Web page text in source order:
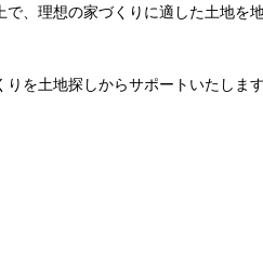
、理想の家づくりに適した土地を
を土地探しからサポートいたします